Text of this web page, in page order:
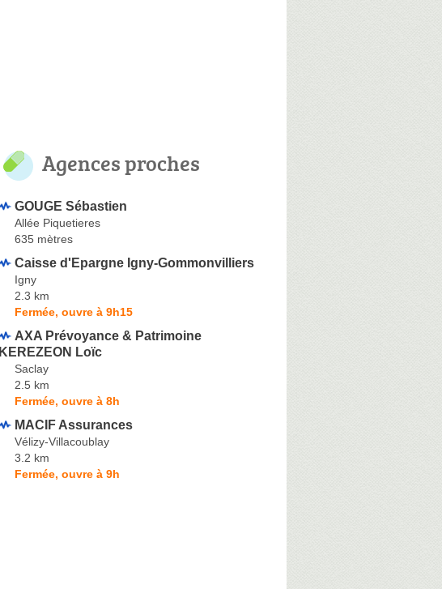
Agences proches
GOUGE Sébastien
Allée Piquetieres
635 mètres
Caisse d'Epargne Igny-Gommonvilliers
Igny
2.3 km
Fermée, ouvre à 9h15
AXA Prévoyance & Patrimoine
KEREZEON Loïc
Saclay
2.5 km
Fermée, ouvre à 8h
MACIF Assurances
Vélizy-Villacoublay
3.2 km
Fermée, ouvre à 9h